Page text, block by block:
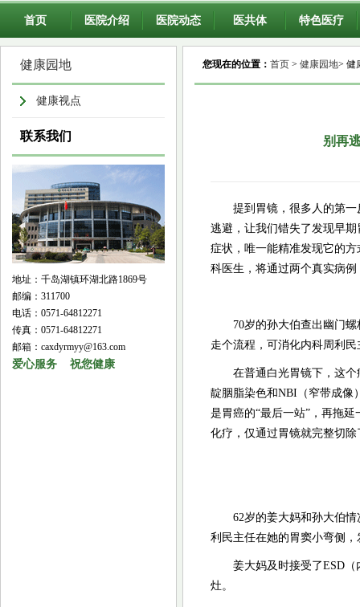
首页 医院介绍 医院动态 医共体 特色医疗
健康园地
健康视点
联系我们
地址：千岛湖镇环湖北路1869号
邮编：311700
电话：0571-64812271
传真：0571-64812271
邮箱：caxdyrmyy@163.com
爱心服务 祝您健康
您现在的位置： 首页 > 健康园地> 健
别再
提到胃镜，很多人的第
逃避，让我们错失了发现早
症状，唯一能精准发现它的
科医生，将通过两个真实病
70岁的孙大伯查出幽门
走个流程，可消化内科周利
在普通白光胃镜下，这
靛胭脂染色和NBI（窄带成像
是胃癌的“最后一站”，再拖
化疗，仅通过胃镜就完整切
62岁的姜大妈和孙大伯
利民主任在她的胃窦小弯侧
姜大妈及时接受了ESD
灶。